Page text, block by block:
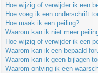
Hoe wijzig of verwijder ik een
Hoe voeg ik een onderschrift
Hoe maak ik een peiling?
Waarom kan ik niet meer
Hoe wijzig of verwijder ik een
Waarom kan ik een bepaald
Waarom kan ik geen bijlagen
Waarom ontving ik een